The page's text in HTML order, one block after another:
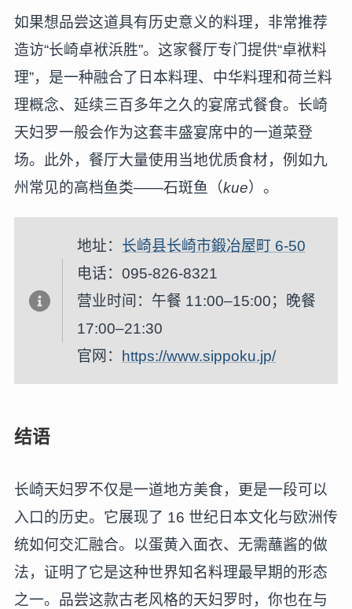
如果想品尝这道具有历史意义的料理，非常推荐
造访“长崎卓袱浜胜”。这家餐厅专门提供“卓袱料
理”，是一种融合了日本料理、中华料理和荷兰料
理概念、延续三百多年之久的宴席式餐食。长崎
天妇罗一般会作为这套丰盛宴席中的一道菜登
场。此外，餐厅大量使用当地优质食材，例如九
州常见的高档鱼类——石斑鱼（kue）。
地址： 长崎县长崎市鍛冶屋町 6-50
电话：095-826-8321
营业时间：午餐 11:00–15:00；晚餐
17:00–21:30
官网： https://www.sippoku.jp/
结语
长崎天妇罗不仅是一道地方美食，更是一段可以
入口的历史。它展现了 16 世纪日本文化与欧洲传
统如何交汇融合。以蛋黄入面衣、无需蘸酱的做
法，证明了它是这种世界知名料理最早期的形态
之一。品尝这款古老风格的天妇罗时，你也在与